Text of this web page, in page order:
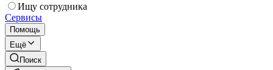
Ищу сотрудника
Сервисы
Помощь
Ещё
Поиск